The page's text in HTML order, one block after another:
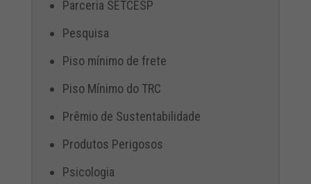
Parceria SETCESP
Pesquisa
Piso mínimo de frete
Piso Mínimo do TRC
Prêmio de Sustentabilidade
Produtos Perigosos
Psicologia